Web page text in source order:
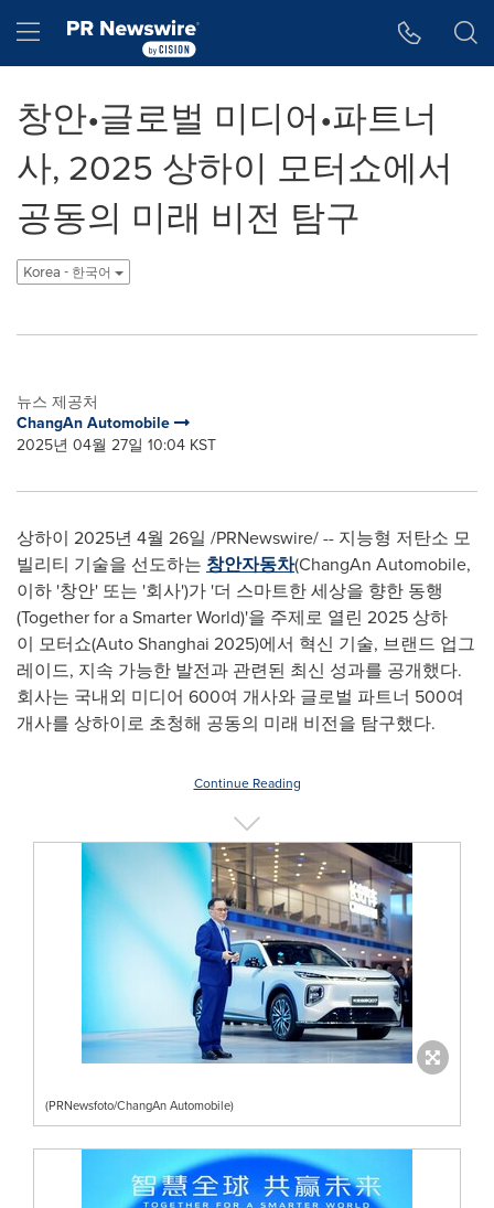
Hamburger menu
창안•글로벌 미디어•파트너
사, 2025 상하이 모터쇼에서
공동의 미래 비전 탐구
Korea - 한국어
뉴스 제공처
ChangAn Automobile
2025년 04월 27일 10:04 KST
상하이 2025년 4월 26일 /PRNewswire/ -- 지능형 저탄소 모
빌리티 기술을 선도하는 창안자동차(ChangAn Automobile,
이하 '창안' 또는 '회사')가 '더 스마트한 세상을 향한 동행
(Together for a Smarter World)'을 주제로 열린 2025 상하
이 모터쇼(Auto Shanghai 2025)에서 혁신 기술, 브랜드 업그
레이드, 지속 가능한 발전과 관련된 최신 성과를 공개했다.
회사는 국내외 미디어 600여 개사와 글로벌 파트너 500여
개사를 상하이로 초청해 공동의 미래 비전을 탐구했다.
Continue Reading
(PRNewsfoto/ChangAn Automobile)